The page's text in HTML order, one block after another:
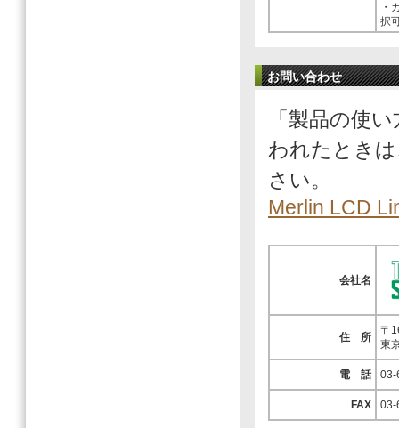
・
択
お問い合わせ
「製品の使
われたとき
さい。
Merlin LCD
会社名
住 所
〒
東
電 話 03-
FAX 03-